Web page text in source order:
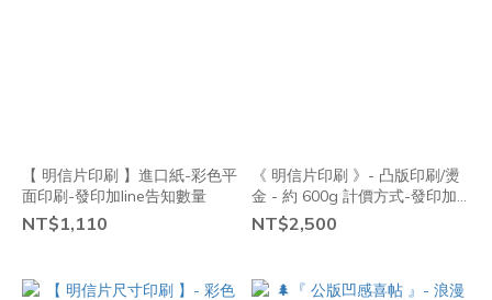
【 明信片印刷 】進口紙-彩色平
面印刷-發印加line告知數量
NT$1,110
《 明信片印刷 》- 凸版印刷/燙
金 - 約 600g 計價方式-發印加
line告知數量
NT$2,500